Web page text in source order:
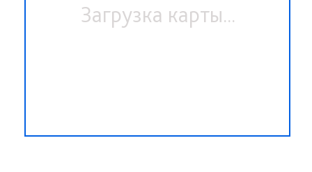
Загрузка карты...